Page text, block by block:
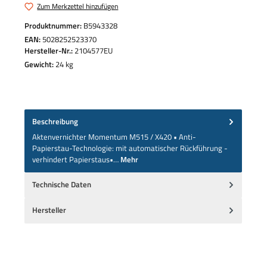
Zum Merkzettel hinzufügen
Produktnummer: B5943328
EAN:5028252523370
Hersteller-Nr.:2104577EU
Gewicht:24 kg
Beschreibung
Aktenvernichter Momentum M515 / X420 • Anti-
Papierstau-Technologie: mit automatischer Rückführung -
verhindert Papierstaus•… Mehr
Technische Daten
Hersteller